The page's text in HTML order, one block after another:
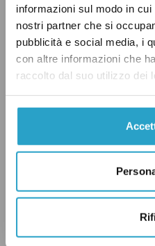
informazioni sul modo in
nostri partner che si
pubblicità e social media, i
con altre informazioni che
raccolto dal suo utilizzo dei
approvatanel 2008
della Corona
Bretagna e Irlanda,
L’anno precedente lo
stato presonell’isola di
dipendenza della
Manica. Anche la
gode di un similestatus
di
votare a 16 anni alla